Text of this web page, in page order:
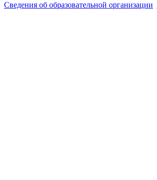
Сведения об образовательной организации